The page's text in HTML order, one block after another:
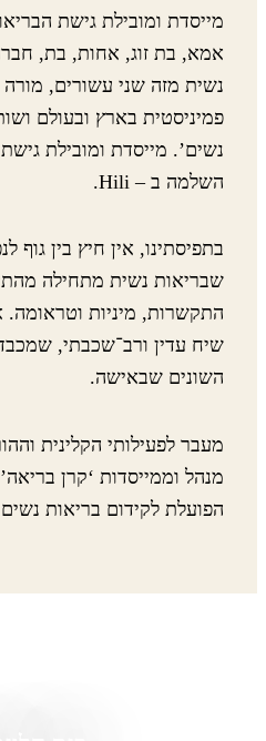
אמא, בת זוג, אחות, בת,
נשית מזה שני עשורים, מורה
פמיניסטית בארץ ובעולם
נשים’. מייסדת ומובילת
השלמה ב – Hili.
בתפיסתינו, אין חיץ בין גוף
שבריאות נשית מתחילה
התקשרות, מיניות וטראומה.
שיח עדין ורב־שכבתי,
השונים שבאישה.
מעבר לפעילותי הקלינית
מנהל וממייסדות ‘קרן
הפועלת לקידום בריאות